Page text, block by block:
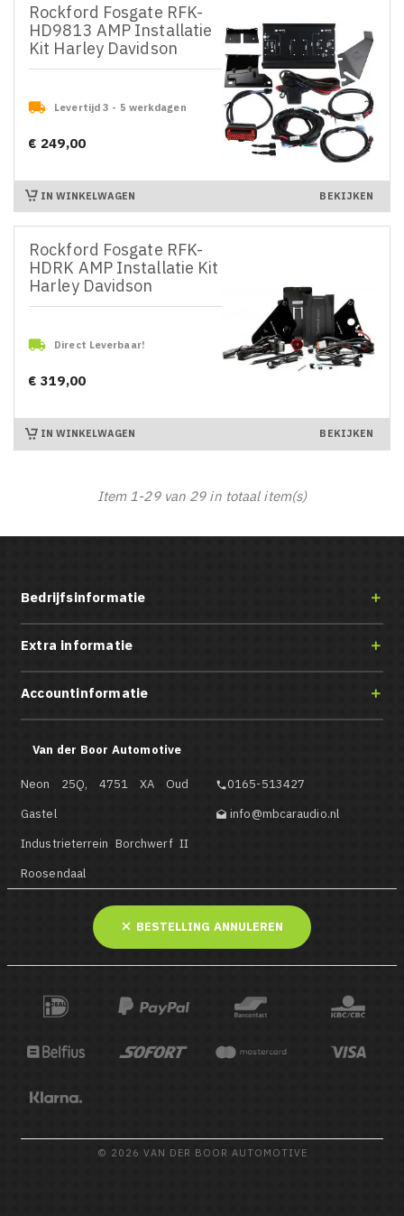
Rockford Fosgate RFK-
HD9813 AMP Installatie
Kit Harley Davidson
 Levertijd 3 - 5 werkdagen
Prijs
€ 249,00
IN WINKELWAGEN BEKIJKEN
Rockford Fosgate RFK-
HDRK AMP Installatie Kit
Harley Davidson
 Direct Leverbaar!
Prijs
€ 319,00
IN WINKELWAGEN BEKIJKEN
Item 1-29 van 29 in totaal item(s)
Bedrijfsinformatie 
Extra informatie 
Accountinformatie 
Van der Boor Automotive
Neon 25Q, 4751 XA Oud
Gastel
Industrieterrein Borchwerf II
Roosendaal
0165-513427
 info@mbcaraudio.nl
BESTELLING ANNULEREN
© 2026 VAN DER BOOR AUTOMOTIVE